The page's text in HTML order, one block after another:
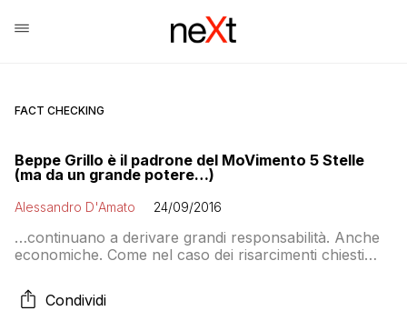
FACT CHECKING
Beppe Grillo è il padrone del MoVimento 5 Stelle
(ma da un grande potere…)
Alessandro D'Amato 24/09/2016
…continuano a derivare grandi responsabilità. Anche
economiche. Come nel caso dei risarcimenti chiesti
modifiche a regolamento e statuto annunciate a luglio
e poi sparite anche da Italia5Stelle. Per una ragione
Condividi